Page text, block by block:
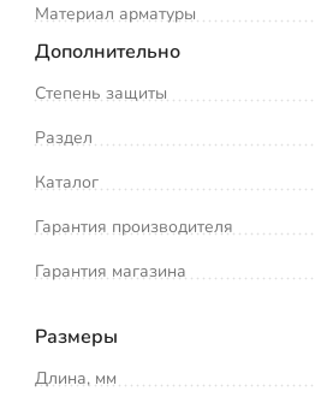
Материал арматуры
Дополнительно
Степень защиты
Раздел
Каталог
Гарантия производителя
Гарантия магазина
Размеры
Длина, мм